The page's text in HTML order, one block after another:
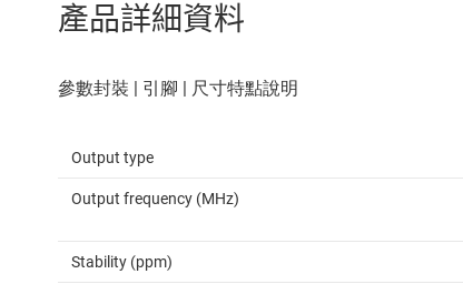
產品詳細資料
Output type
Output frequency (MHz)
Stability (ppm)